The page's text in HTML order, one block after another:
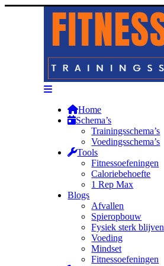
Home
Schema’s
Trainingsschema’s
Voedingsschema’s
Tools
Fitnessoefeningen
Caloriebehoefte
1 Rep Max
Blogs
Afvallen
Spieropbouw
Fysiek sterk blijven
Voeding
Mindset
Fitnessoefeningen